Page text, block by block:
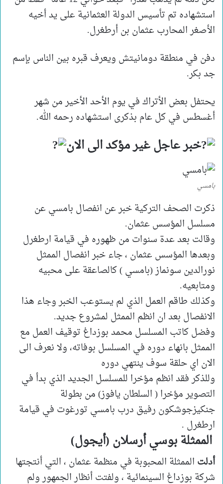
استشهاده تم تأسيس الدولة العثمانية على يد أخيه
الأصغر المحارب عثمان بن أرطغرل.
دفن في منطقة دومانيتش ويعرف قبره بين الناس بإسم
جد بكر.
يحتفل بعض الأتراك في يوم الأحد الأخير من شهر
أغسطس في كل عام بذكرى استشهاده رحمه الله.
خبر عاجل غير مؤكد الى الان
بامسي
ذكرت الصحف التركية خبر عن انفصال بامسي عن
مسلسل المؤسس عثمان.
وقالت بعد عدة سنوات من ظهوره في قيامة ارطغرل
وبعدها المؤسس عثمان ، جاء خبر انفصال الممثل
نورالدين سونماز (بامسي ) كالصاعقة على محبيه
ومتابعيه.
وكذلك طاقم العمل الذي لم يستوعب الخبر وجاء هذا
الانفصال بعد ان انظم الممثل لمشروع جديد.
وفضل كاتب المسلسل محمد بوزداغ توقيف العمل مع
الممثل بانهاء دوره في المسلسل بوفاته، ولا نعرف الى
الان اي حلقة سوف ينتهي دوره
وللذكر فقد انظم مؤخرا للمسلسل الجديد الذي بدأ في
التصوير مؤخرا ( السلطان يافوز) من بطولة
جنكيزجوشكون رفيق درب بامسي تورغوت في قيامة
ارطغرل .
الممثلة بوسي أرسلان (أيجول)
أدلت الممثلة المحبوبة في منظمة عثمان ، التي أنتجتها
شركة بوزداغ السينمائية ، ولفتت أنظار الجمهور ولم